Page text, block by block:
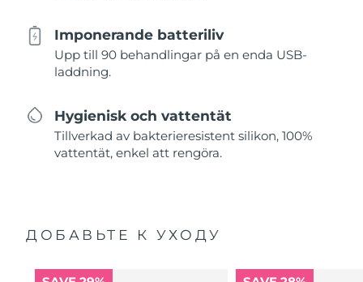
Imponerande batteriliv
Upp till 90 behandlingar på en enda USB-
laddning.
Hygienisk och vattentät
Tillverkad av bakterieresistent silikon, 100%
vattentät, enkel att rengöra.
ДОБАВЬТЕ К УХОДУ